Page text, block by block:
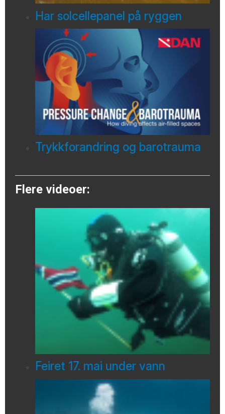
Har solcellepanel på ryggen
Trykkforandring og barotrauma
Flere videoer:
Feiret 17. mai under vann